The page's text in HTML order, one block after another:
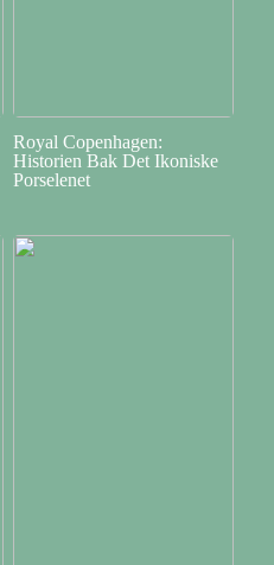
Royal Copenhagen:
Historien Bak Det Ikoniske
Porselenet